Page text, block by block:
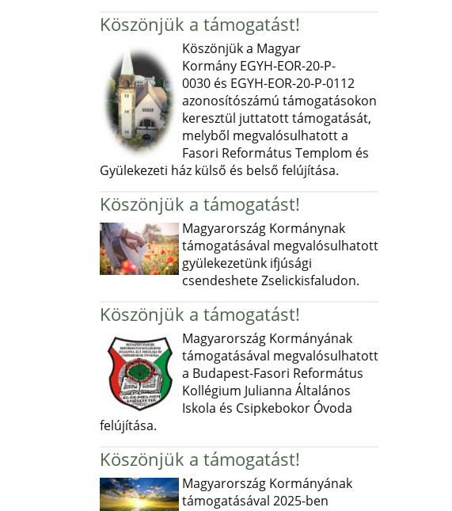
Köszönjük a támogatást!
Köszönjük a Magyar
Kormány EGYH-EOR-20-P-
0030 és EGYH-EOR-20-P-0112
azonosítószámú támogatásokon
keresztül juttatott támogatását,
melyből megvalósulhatott a
Fasori Református Templom és
Gyülekezeti ház külső és belső felújítása.
Köszönjük a támogatást!
Magyarország Kormánynak
támogatásával megvalósulhatott
gyülekezetünk ifjúsági
csendeshete Zselickisfaludon.
Köszönjük a támogatást!
Magyarország Kormányának
támogatásával megvalósulhatott
a Budapest-Fasori Református
Kollégium Julianna Általános
Iskola és Csipkebokor Óvoda
felújítása.
Köszönjük a támogatást!
Magyarország Kormányának
támogatásával 2025-ben